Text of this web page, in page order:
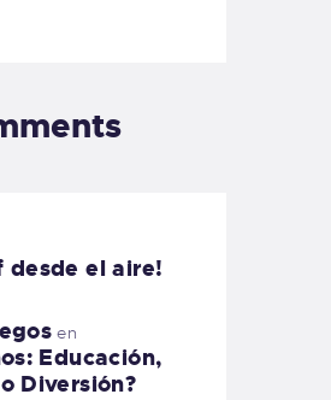
desde el aire!
en
Educación,
Diversión?